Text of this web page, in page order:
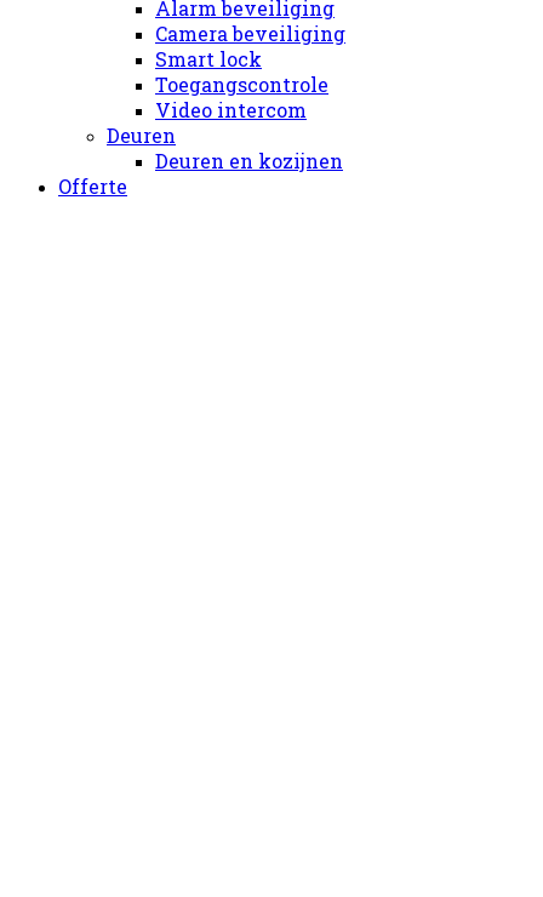
Alarm beveiliging
Camera beveiliging
Smart lock
Toegangscontrole
Video intercom
Deuren
Deuren en kozijnen
Offerte